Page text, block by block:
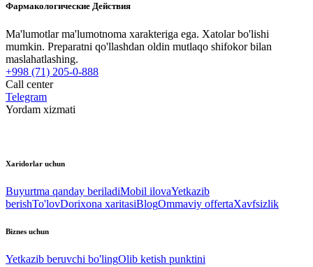
Фармакологические Действия
Ma'lumotlar ma'lumotnoma xarakteriga ega. Xatolar bo'lishi
mumkin. Preparatni qo'llashdan oldin mutlaqo shifokor bilan
maslahatlashing.
+998 (71) 205-0-888
Call center
Telegram
Yordam xizmati
Xaridorlar uchun
Buyurtma qanday beriladiMobil ilovaYetkazib
berishTo'lovDorixona xaritasiBlogOmmaviy offertaXavfsizlik
Biznes uchun
Yetkazib beruvchi bo'lingOlib ketish punktini